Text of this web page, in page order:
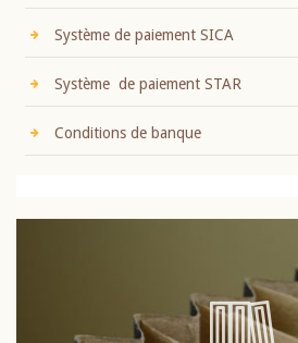
Système de paiement SICA
Système de paiement STAR
Conditions de banque